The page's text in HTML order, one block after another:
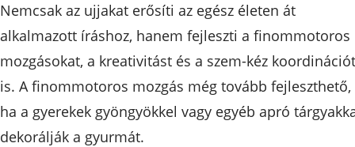
Nemcsak az ujjakat erősíti az egész életen át
alkalmazott íráshoz, hanem fejleszti a finommotoros
mozgásokat, a kreativitást és a szem-kéz koordinációt
is. A finommotoros mozgás még tovább fejleszthető,
ha a gyerekek gyöngyökkel vagy egyéb apró
dekorálják a gyurmát.